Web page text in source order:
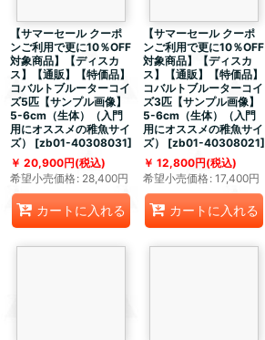
【サマーセール クーポ
ンご利用で更に10％OFF
対象商品】【ディスカ
ス】【通販】【特価品】
コバルトブルーターコイ
ズ5匹【サンプル画像】
5-6cm（生体）（入門
用にオススメの稚魚サイ
ズ）
[zb01-40308031]
20,900円(税込)
希望小売価格: 28,400円
カートに入れる
【サマーセール クーポ
ンご利用で更に10％OFF
対象商品】【ディスカ
ス】【通販】【特価品】
コバルトブルーターコイ
ズ3匹【サンプル画像】
5-6cm（生体）（入門
用にオススメの稚魚サイ
ズ）
[zb01-40308021]
12,800円(税込)
希望小売価格: 17,400円
カートに入れる